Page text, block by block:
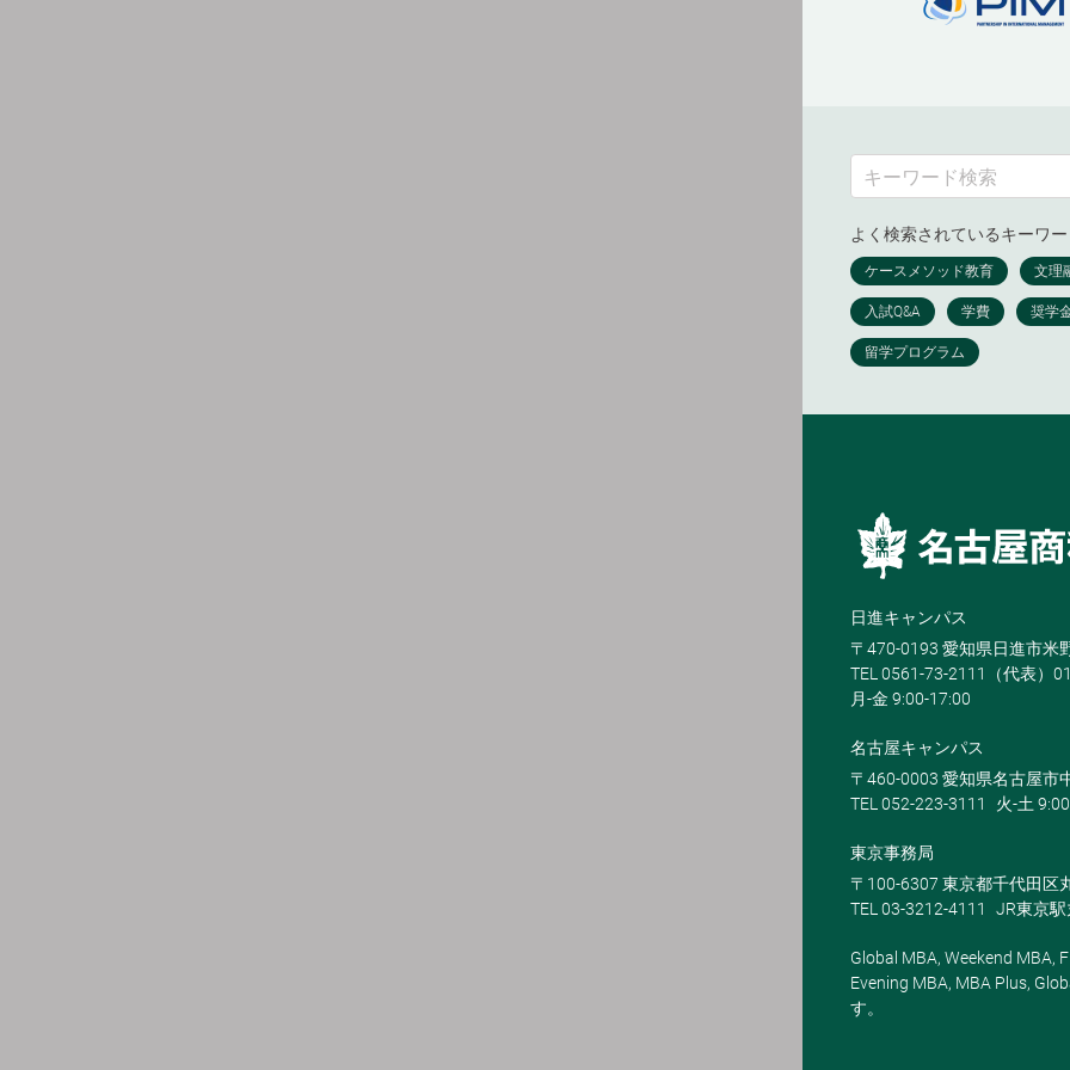
よく検索されているキーワ
日進キャンパス
〒470-0193 愛知県日進市米
TEL 0561-73-2111（代表）
月-金 9:00-17:00
名古屋キャンパス
〒460-0003 愛知県名古屋市
TEL 052-223-3111
火-土
東京事務局
〒100-6307 東京都千代田区
TEL 03-3212-4111
JR東京
Global MBA, Weekend MBA,
Evening MBA, MBA Plus,
す。